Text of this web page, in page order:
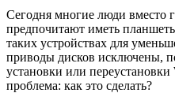
Сегодня многие люди вместо
предпочитают иметь
таких устройствах для
приводы дисков исключены,
установки или переустановки
проблема: как это сделать?